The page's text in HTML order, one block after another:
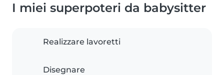
I miei superpoteri da babysitter
Realizzare lavoretti
Disegnare